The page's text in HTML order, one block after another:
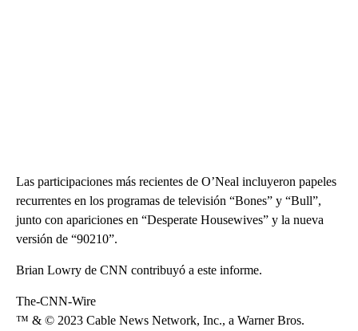
Las participaciones más recientes de O’Neal incluyeron papeles
recurrentes en los programas de televisión “Bones” y “Bull”,
junto con apariciones en “Desperate Housewives” y la nueva
versión de “90210”.
Brian Lowry de CNN contribuyó a este informe.
The-CNN-Wire
™ & © 2023 Cable News Network, Inc., a Warner Bros.